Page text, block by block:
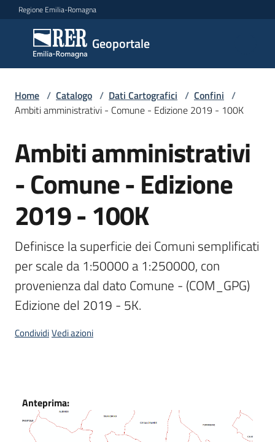
Vai al contenuto
Vai alla navigazione
Vai al footer
Regione Emilia-Romagna
Geoportale
Geoportale
Catalogo
dati,
metadati
Visualizza
dati
line
Scarica
i
dati
Archivio
Home / Catalogo / Dati Cartografici / Confini /
Ambiti amministrativi - Comune - Edizione 2019 - 100K
Salta al contenuto
Ambiti amministrativi
- Comune - Edizione
2019 - 100K
Definisce la superficie dei Comuni semplificati
per scale da 1:50000 a 1:250000, con
provenienza dal dato Comune - (COM_GPG)
Edizione del 2019 - 5K.
CondividiVedi azioni
Dati
Anteprima: